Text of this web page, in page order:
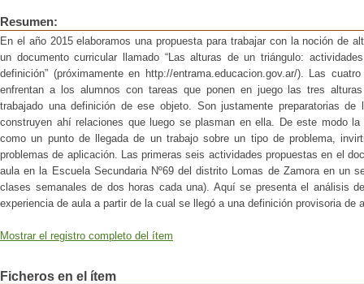
Resumen:
En el año 2015 elaboramos una propuesta para trabajar con la noción de
un documento curricular llamado “Las alturas de un triángulo:
definición” (próximamente en http://entrama.educacion.gov.ar/). Las
enfrentan a los alumnos con tareas que ponen en juego las tres
trabajado una definición de ese objeto. Son justamente preparatorias
construyen ahí relaciones que luego se plasman en ella. De este modo
como un punto de llegada de un trabajo sobre un tipo de problema,
problemas de aplicación. Las primeras seis actividades propuestas en el
aula en la Escuela Secundaria Nº69 del distrito Lomas de Zamora en un
clases semanales de dos horas cada una). Aquí se presenta el análisis
experiencia de aula a partir de la cual se llegó a una definición provisoria de
Mostrar el registro completo del ítem
Ficheros en el ítem